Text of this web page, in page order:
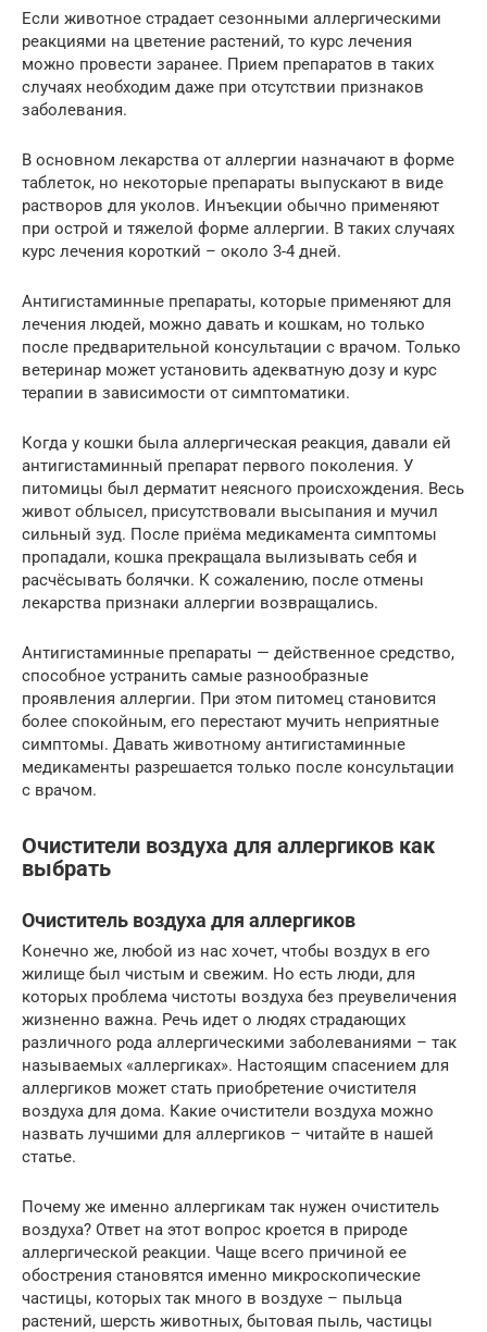
Если животное страдает сезонными аллергическими
реакциями на цветение растений, то курс лечения
можно провести заранее. Прием препаратов в таких
случаях необходим даже при отсутствии признаков
заболевания.
В основном лекарства от аллергии назначают в форме
таблеток, но некоторые препараты выпускают в виде
растворов для уколов. Инъекции обычно применяют
при острой и тяжелой форме аллергии. В таких случаях
курс лечения короткий – около 3-4 дней.
Антигистаминные препараты, которые применяют для
лечения людей, можно давать и кошкам, но только
после предварительной консультации с врачом. Только
ветеринар может установить адекватную дозу и курс
терапии в зависимости от симптоматики.
Когда у кошки была аллергическая реакция, давали ей
антигистаминный препарат первого поколения. У
питомицы был дерматит неясного происхождения. Весь
живот облысел, присутствовали высыпания и мучил
сильный зуд. После приёма медикамента симптомы
пропадали, кошка прекращала вылизывать себя и
расчёсывать болячки. К сожалению, после отмены
лекарства признаки аллергии возвращались.
Антигистаминные препараты — действенное средство,
способное устранить самые разнообразные
проявления аллергии. При этом питомец становится
более спокойным, его перестают мучить неприятные
симптомы. Давать животному антигистаминные
медикаменты разрешается только после консультации
с врачом.
Очистители воздуха для аллергиков как
выбрать
Очиститель воздуха для аллергиков
Конечно же, любой из нас хочет, чтобы воздух в его
жилище был чистым и свежим. Но есть люди, для
которых проблема чистоты воздуха без преувеличения
жизненно важна. Речь идет о людях страдающих
различного рода аллергическими заболеваниями – так
называемых «аллергиках». Настоящим спасением для
аллергиков может стать приобретение очистителя
воздуха для дома. Какие очистители воздуха можно
назвать лучшими для аллергиков – читайте в нашей
статье.
Почему же именно аллергикам так нужен очиститель
воздуха? Ответ на этот вопрос кроется в природе
аллергической реакции. Чаще всего причиной ее
обострения становятся именно микроскопические
частицы, которых так много в воздухе – пыльца
растений, шерсть животных, бытовая пыль, частицы